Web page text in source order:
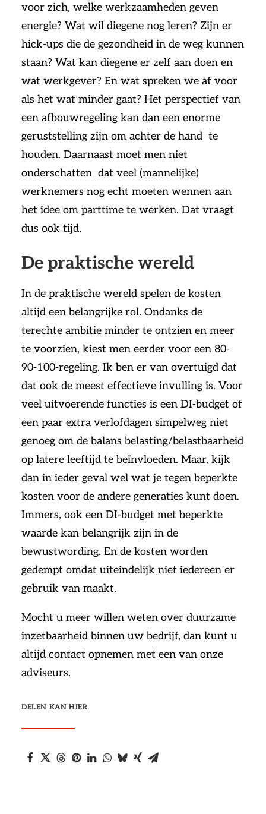
voor zich, welke werkzaamheden geven
energie? Wat wil diegene nog leren? Zijn er
hick-ups die de gezondheid in de weg kunnen
staan? Wat kan diegene er zelf aan doen en
wat werkgever? En wat spreken we af voor
als het wat minder gaat? Het perspectief van
een afbouwregeling kan dan een enorme
geruststelling zijn om achter de hand te
houden. Daarnaast moet men niet
onderschatten dat veel (mannelijke)
werknemers nog echt moeten wennen aan
het idee om parttime te werken. Dat vraagt
dus ook tijd.
De praktische wereld
In de praktische wereld spelen de kosten
altijd een belangrijke rol. Ondanks de
terechte ambitie minder te ontzien en meer
te voorzien, kiest men eerder voor een 80-
90-100-regeling. Ik ben er van overtuigd dat
dat ook de meest effectieve invulling is. Voor
veel uitvoerende functies is een DI-budget of
een paar extra verlofdagen simpelweg niet
genoeg om de balans belasting/belastbaarheid
op latere leeftijd te beïnvloeden. Maar, kijk
dan in ieder geval wel wat je tegen beperkte
kosten voor de andere generaties kunt doen.
Immers, ook een DI-budget met beperkte
waarde kan belangrijk zijn in de
bewustwording. En de kosten worden
gedempt omdat uiteindelijk niet iedereen er
gebruik van maakt.
Mocht u meer willen weten over duurzame
inzetbaarheid binnen uw bedrijf, dan kunt u
altijd contact opnemen met een van onze
adviseurs.
DELEN KAN HIER